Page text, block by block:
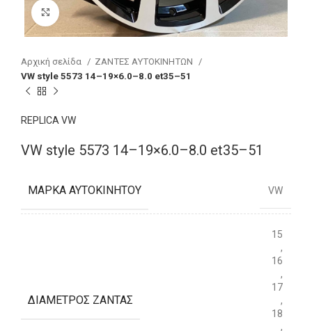
Click to enlarge
Αρχική σελίδα
ΖΑΝΤΕΣ ΑΥΤΟΚΙΝΗΤΩΝ
VW style 5573 14–19×6.0–8.0 et35–51
REPLICA VW
VW style 5573 14–19×6.0–8.0 et35–51
ΜΆΡΚΑ ΑΥΤΟΚΙΝΉΤΟΥ VW
ΔΙΆΜΕΤΡΟΣ ΖΆΝΤΑΣ
15
,
16
,
17
,
18
,